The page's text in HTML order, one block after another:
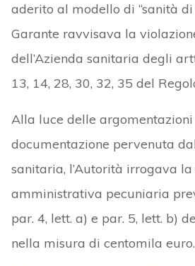
aderito al modello di “sanità di
Garante ravvisava la
dell’Azienda sanitaria degli
13, 14, 28, 30, 32, 35 del
Alla luce delle
documentazione pervenuta
sanitaria, l’Autorità irrogava la
amministrativa pecuniaria
par. 4, lett. a) e par. 5, lett. b)
nella misura di centomila euro.